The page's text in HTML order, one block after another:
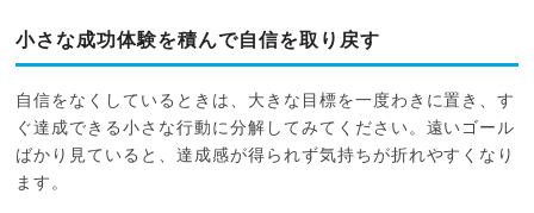
小さな成功体験を積んで自信を取り戻す
自信をなくしているときは、大きな目標を一度わきに置き、す
ぐ達成できる小さな行動に分解してみてください。遠いゴール
ばかり見ていると、達成感が得られず気持ちが折れやすくなり
ます。